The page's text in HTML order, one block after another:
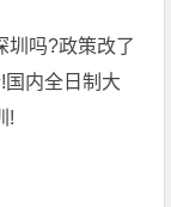
圳吗?政策改了
内全日制大
!